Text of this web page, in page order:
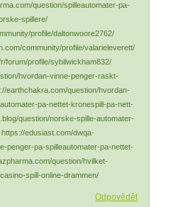
question/spilleautomater-pa-
spillere/
profile/daltonwoore2762/
community/profile/valarieleverett/
forum/profile/sybilwickham832/
hvordan-vinne-penger-raskt-
earthchakra.com/question/hvordan-
pa-nettet-kronespill-pa-nett-
question/norske-spille-automater-
edusiast.com/dwqa-
penger-pa-spilleautomater-pa-nettet-
question/hvilket-
spill-online-drammen/
Odpovědět